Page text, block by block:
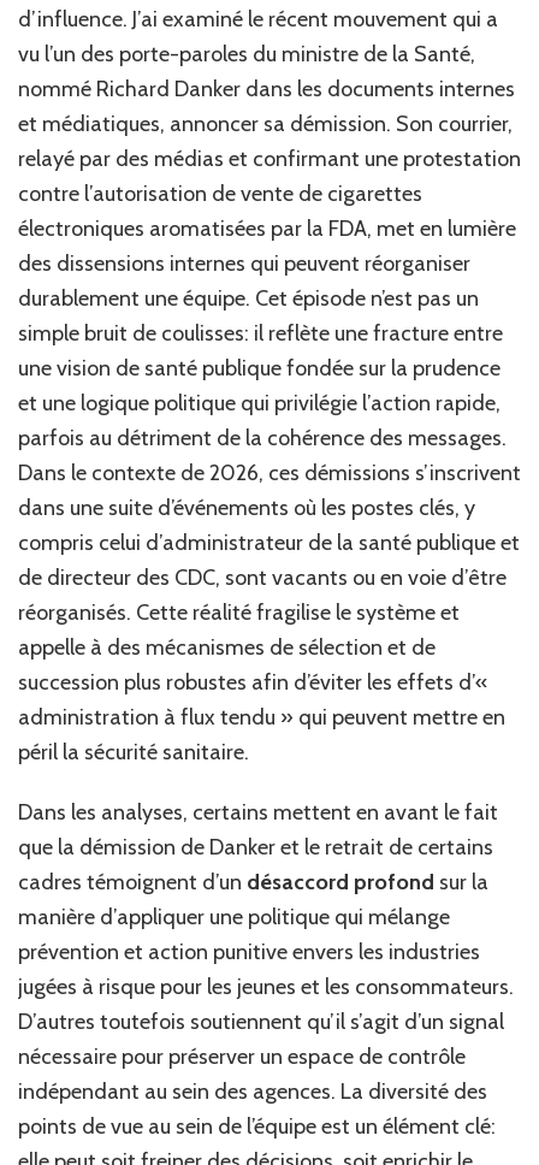
d’influence. J’ai examiné le récent mouvement qui a
vu l’un des porte-paroles du ministre de la Santé,
nommé Richard Danker dans les documents internes
et médiatiques, annoncer sa démission. Son courrier,
relayé par des médias et confirmant une protestation
contre l’autorisation de vente de cigarettes
électroniques aromatisées par la FDA, met en lumière
des dissensions internes qui peuvent réorganiser
durablement une équipe. Cet épisode n’est pas un
simple bruit de coulisses: il reflète une fracture entre
une vision de santé publique fondée sur la prudence
et une logique politique qui privilégie l’action rapide,
parfois au détriment de la cohérence des messages.
Dans le contexte de 2026, ces démissions s’inscrivent
dans une suite d’événements où les postes clés, y
compris celui d’administrateur de la santé publique et
de directeur des CDC, sont vacants ou en voie d’être
réorganisés. Cette réalité fragilise le système et
appelle à des mécanismes de sélection et de
succession plus robustes afin d’éviter les effets d’«
administration à flux tendu » qui peuvent mettre en
péril la sécurité sanitaire.
Dans les analyses, certains mettent en avant le fait
que la démission de Danker et le retrait de certains
cadres témoignent d’un désaccord profond sur la
manière d’appliquer une politique qui mélange
prévention et action punitive envers les industries
jugées à risque pour les jeunes et les consommateurs.
D’autres toutefois soutiennent qu’il s’agit d’un signal
nécessaire pour préserver un espace de contrôle
indépendant au sein des agences. La diversité des
points de vue au sein de l’équipe est un élément clé: